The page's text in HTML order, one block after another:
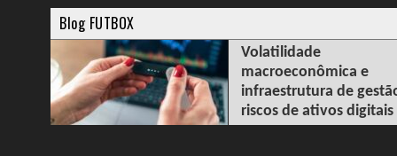
Blog FUTBOX
Volatilidade
macroeconômica e
infraestrutura de
riscos de ativos digitais